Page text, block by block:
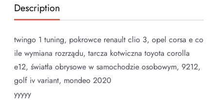
Description
twingo 1 tuning, pokrowce renault clio 3, opel corsa e co
ile wymiana rozrządu, tarcza kotwiczna toyota corolla
e12, światła obrysowe w samochodzie osobowym, 9212,
golf iv variant, mondeo 2020
yyyyy